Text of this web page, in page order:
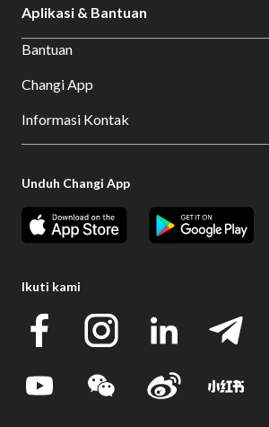
Aplikasi & Bantuan
Bantuan
Changi App
Informasi Kontak
Unduh Changi App
Ikuti kami